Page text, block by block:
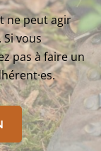
ne peut agir
vous
pas à faire un